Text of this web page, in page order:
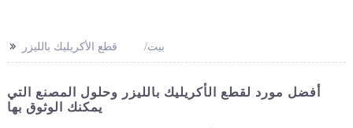
>> بيت قطع الأكريليك بالليزر
أفضل مورد لقطع الأكريليك بالليزر وحلول المصنع التي
يمكنك الوثوق بها